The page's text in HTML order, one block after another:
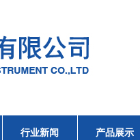
行业新闻 产品展示